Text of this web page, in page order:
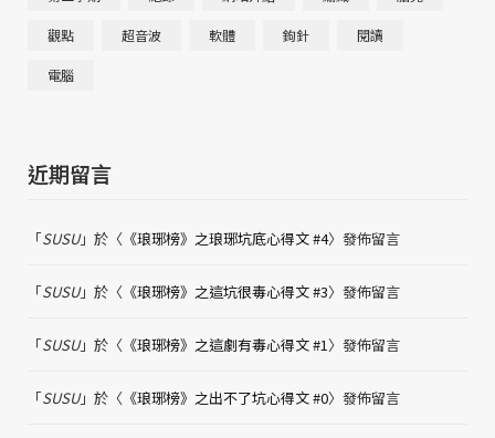
觀點 超音波 軟體 鉤針 閱讀
電腦
近期留言
「SUSU」於〈 《琅琊榜》之琅琊坑底心得文 #4〉發佈留言
「SUSU」於〈 《琅琊榜》之這坑很毒心得文 #3〉發佈留言
「SUSU」於〈 《琅琊榜》之這劇有毒心得文 #1〉發佈留言
「SUSU」於〈 《琅琊榜》之出不了坑心得文 #0〉發佈留言